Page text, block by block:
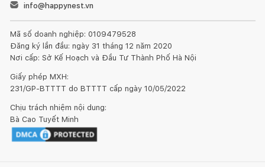
info@happynest.vn
Mã số doanh nghiệp: 0109479528
Đăng ký lần đầu: ngày 31 tháng 12 năm 2020
Nơi cấp: Sở Kế Hoạch và Đầu Tư Thành Phố Hà Nội
Giấy phép MXH:
231/GP-BTTTT do BTTTT cấp ngày 10/05/2022
Chịu trách nhiệm nội dung:
Bà Cao Tuyết Minh